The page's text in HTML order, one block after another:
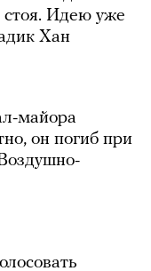
стоя. Идею уже
Хан
майора
он погиб при